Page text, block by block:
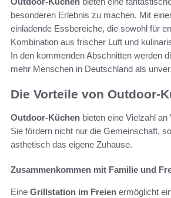
besonderen Erlebnis zu machen. Mit
einladende Essbereiche, die sowohl für
Kombination aus frischer Luft und
In den kommenden Abschnitten werden
mehr Menschen in Deutschland als
Die Vorteile von Outdoor-
Outdoor-Küchen bieten eine Vielzahl an
Sie fördern nicht nur die Gemeinschaft,
ästhetisch das eigene Zuhause.
Zusammenkommen mit Familie und
Eine Grillstation im Freien ermöglicht